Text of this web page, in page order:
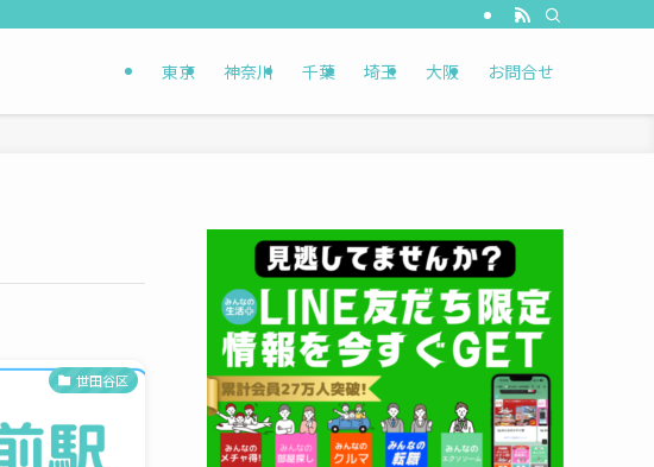
東京 神奈川 千葉 埼玉 大阪 お問合せ
世田谷区